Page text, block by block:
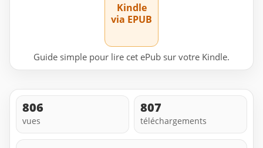
Kindle
via EPUB
Guide simple pour lire cet ePub sur votre Kindle.
806
vues
807
téléchargements